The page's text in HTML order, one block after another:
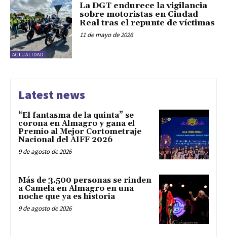
ACTUALIDAD
La DGT endurece la vigilancia
sobre motoristas en Ciudad
Real tras el repunte de víctimas
11 de mayo de 2026
Latest news
“El fantasma de la quinta” se
corona en Almagro y gana el
Premio al Mejor Cortometraje
Nacional del AIFF 2026
9 de agosto de 2026
Más de 3.500 personas se rinden
a Camela en Almagro en una
noche que ya es historia
9 de agosto de 2026